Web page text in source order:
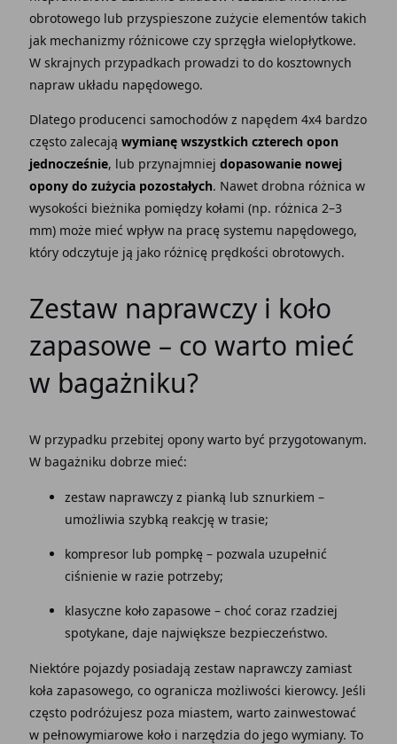
obrotowego lub przyspieszone zużycie elementów takich
jak mechanizmy różnicowe czy sprzęgła wielopłytkowe.
W skrajnych przypadkach prowadzi to do kosztownych
napraw układu napędowego.
Dlatego producenci samochodów z napędem 4x4 bardzo
często zalecają wymianę wszystkich czterech opon
jednocześnie, lub przynajmniej dopasowanie nowej
opony do zużycia pozostałych. Nawet drobna różnica w
wysokości bieżnika pomiędzy kołami (np. różnica 2–3
mm) może mieć wpływ na pracę systemu napędowego,
który odczytuje ją jako różnicę prędkości obrotowych.
Zestaw naprawczy i koło
zapasowe – co warto mieć
w bagażniku?
W przypadku przebitej opony warto być przygotowanym.
W bagażniku dobrze mieć:
zestaw naprawczy z pianką lub sznurkiem –
umożliwia szybką reakcję w trasie;
kompresor lub pompkę – pozwala uzupełnić
ciśnienie w razie potrzeby;
klasyczne koło zapasowe – choć coraz rzadziej
spotykane, daje największe bezpieczeństwo.
Niektóre pojazdy posiadają zestaw naprawczy zamiast
koła zapasowego, co ogranicza możliwości kierowcy. Jeśli
często podróżujesz poza miastem, warto zainwestować
w pełnowymiarowe koło i narzędzia do jego wymiany. To